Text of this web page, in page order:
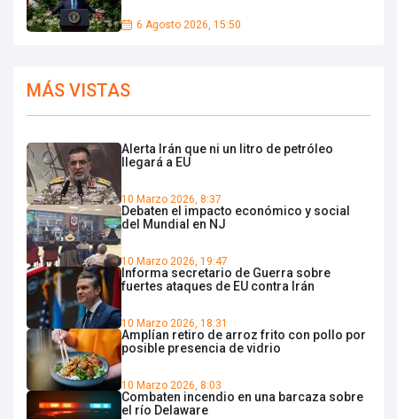
6 Agosto 2026, 15:50
MÁS VISTAS
Alerta Irán que ni un litro de petróleo
llegará a EU
10 Marzo 2026, 8:37
Debaten el impacto económico y social
del Mundial en NJ
10 Marzo 2026, 19:47
Informa secretario de Guerra sobre
fuertes ataques de EU contra Irán
10 Marzo 2026, 18:31
Amplían retiro de arroz frito con pollo por
posible presencia de vidrio
10 Marzo 2026, 8:03
Combaten incendio en una barcaza sobre
el río Delaware